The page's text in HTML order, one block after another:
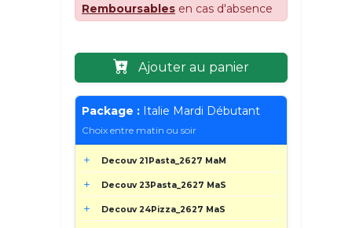
Remboursables en cas d'absence
Ajouter au panier
Package : Italie Mardi Débutant
Choix entre matin ou soir
Decouv 21Pasta_2627 MaM
Decouv 23Pasta_2627 MaS
Decouv 24Pizza_2627 MaS